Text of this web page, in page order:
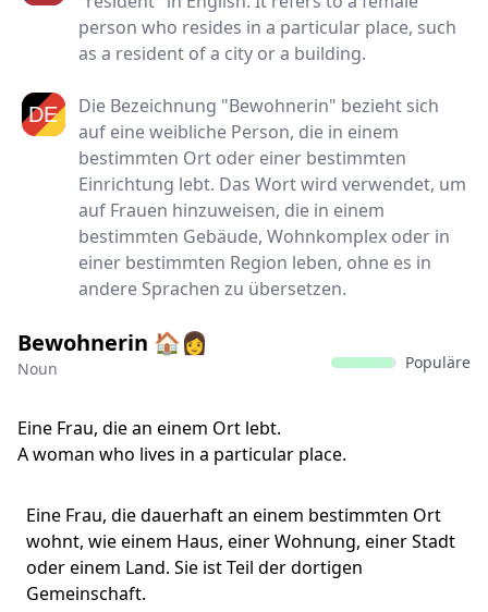
person who resides in a particular place, such
as a resident of a city or a building.
Die Bezeichnung "Bewohnerin" bezieht sich
auf eine weibliche Person, die in einem
bestimmten Ort oder einer bestimmten
Einrichtung lebt. Das Wort wird verwendet, um
auf Frauen hinzuweisen, die in einem
bestimmten Gebäude, Wohnkomplex oder in
einer bestimmten Region leben, ohne es in
andere Sprachen zu übersetzen.
Bewohnerin 🏠👩
Noun Populäre
Eine Frau, die an einem Ort lebt.
A woman who lives in a particular place.
Eine Frau, die dauerhaft an einem bestimmten Ort
wohnt, wie einem Haus, einer Wohnung, einer Stadt
oder einem Land. Sie ist Teil der dortigen
Gemeinschaft.